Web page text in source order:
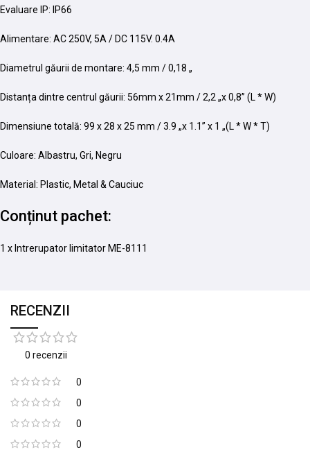
Evaluare IP: IP66
Alimentare: AC 250V, 5A / DC 115V. 0.4A
Diametrul găurii de montare: 4,5 mm / 0,18 „
Distanța dintre centrul găurii: 56mm x 21mm / 2,2 „x 0,8” (L * W)
Dimensiune totală: 99 x 28 x 25 mm / 3.9 „x 1.1” x 1 „(L * W * T)
Culoare: Albastru, Gri, Negru
Material: Plastic, Metal & Cauciuc
Conținut pachet:
1 x Intrerupator limitator ME-8111
RECENZII
0 recenzii
0
0
0
0